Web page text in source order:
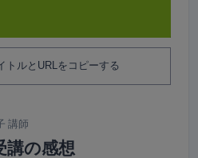
トルとURLをコピーする
講師
講の感想